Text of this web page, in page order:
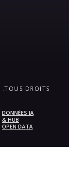
.TOUS DROITS
DONNÉES IA
& HUB
OPEN DATA